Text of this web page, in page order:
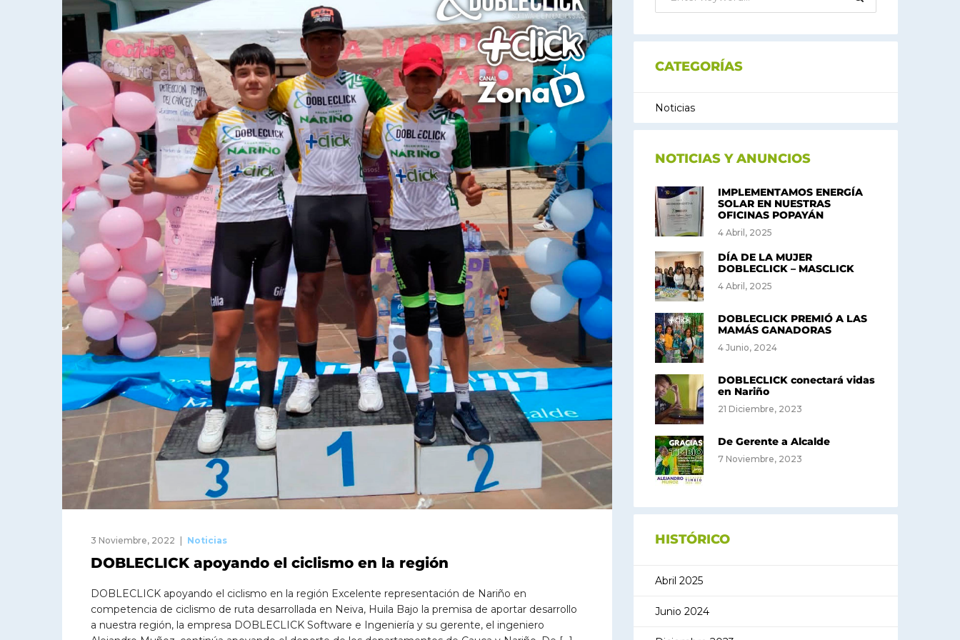
3 Noviembre, 2022 Noticias
DOBLECLICK apoyando el ciclismo en la región
DOBLECLICK apoyando el ciclismo en la región Excelente representación de Nariño en
competencia de ciclismo de ruta desarrollada en Neiva, Huila Bajo la premisa de aportar desarrollo
a nuestra región, la empresa DOBLECLICK Software e Ingeniería y su gerente, el ingeniero
CATEGORÍAS
Noticias
NOTICIAS Y ANUNCIOS
IMPLEMENTAMOS ENERGÍA
SOLAR EN NUESTRAS
OFICINAS POPAYÁN
4 Abril, 2025
DÍA DE LA MUJER
DOBLECLICK – MASCLICK
4 Abril, 2025
DOBLECLICK PREMIÓ A LAS
MAMÁS GANADORAS
4 Junio, 2024
DOBLECLICK conectará vidas
en Nariño
21 Diciembre, 2023
De Gerente a Alcalde
7 Noviembre, 2023
HISTÓRICO
Abril 2025
Junio 2024